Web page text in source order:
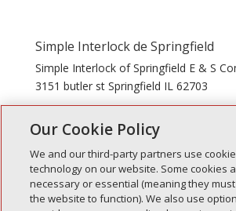
Simple Interlock de Springfield
Simple Interlock of Springfield E & S
3151 butler st Springfield IL 62703
Entradas recientes
Our Cookie Policy
We and our third-party partners use
technology on our website. Some cookies
necessary or essential (meaning they
the website to function). We also use